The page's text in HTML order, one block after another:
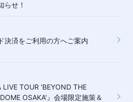
らせ！
決済をご利用の方へご案内
LIVE TOUR 'BEYOND THE
OSAKA'』会場限定施策＆